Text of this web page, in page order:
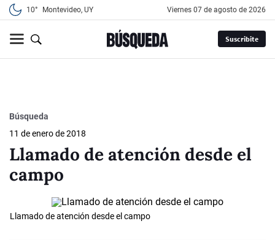
10° Montevideo, UY viernes 07 de agosto de 2026
Suscribite
Búsqueda
11 de enero de 2018
Llamado de atención desde el
campo
Llamado de atención desde el campo